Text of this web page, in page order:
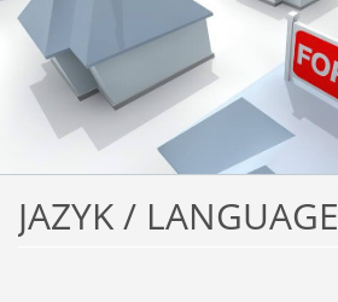
JAZYK / LANGUAGE